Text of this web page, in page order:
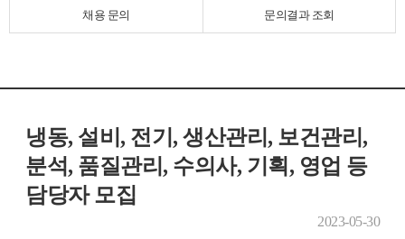
채용 문의 문의결과 조회
냉동, 설비, 전기, 생산관리, 보건관리,
분석, 품질관리, 수의사, 기획, 영업 등
담당자 모집
2023-05-30